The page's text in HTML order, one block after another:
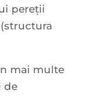
pereţii
mai multe
de